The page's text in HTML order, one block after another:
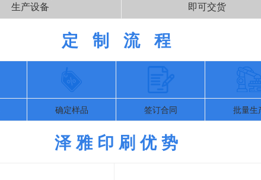
生产设备
即可交货
定 制 流 程
确定样品 签订合同 批量生
泽 雅 印 刷 优 势